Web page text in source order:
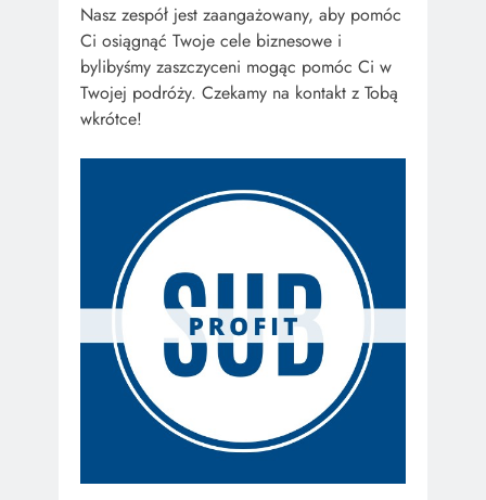
Nasz zespół jest zaangażowany, aby pomóc
Ci osiągnąć Twoje cele biznesowe i
bylibyśmy zaszczyceni mogąc pomóc Ci w
Twojej podróży. Czekamy na kontakt z Tobą
wkrótce!